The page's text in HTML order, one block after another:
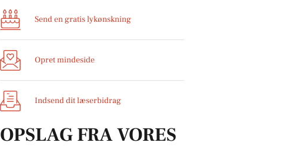
Send en gratis lykønskning
Opret mindeside
Indsend dit læserbidrag
OPSLAG FRA VORES